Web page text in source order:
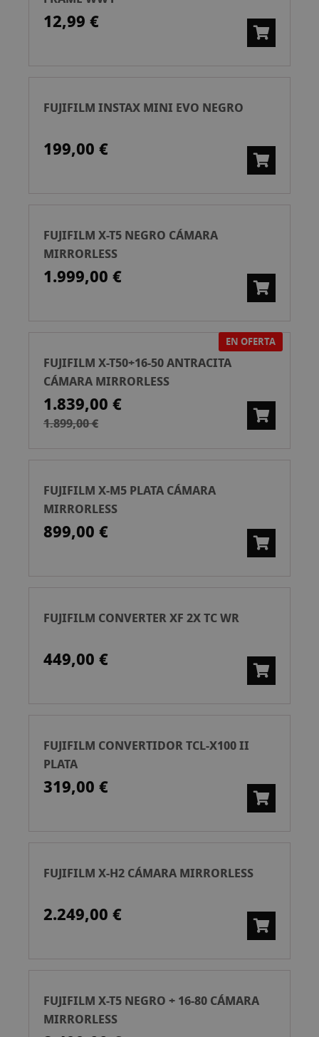
12,99 €
FUJIFILM INSTAX MINI EVO NEGRO
199,00 €
FUJIFILM X-T5 NEGRO CÁMARA
MIRRORLESS
1.999,00 €
EN OFERTA
FUJIFILM X-T50+16-50 ANTRACITA
CÁMARA MIRRORLESS
1.839,00 €
1.899,00 €
FUJIFILM X-M5 PLATA CÁMARA
MIRRORLESS
899,00 €
FUJIFILM CONVERTER XF 2X TC WR
449,00 €
FUJIFILM CONVERTIDOR TCL-X100 II
PLATA
319,00 €
FUJIFILM X-H2 CÁMARA MIRRORLESS
2.249,00 €
FUJIFILM X-T5 NEGRO + 16-80 CÁMARA
MIRRORLESS